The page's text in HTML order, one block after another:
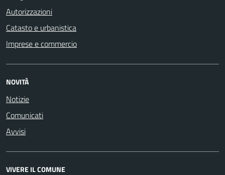
Autorizzazioni
Catasto e urbanistica
Imprese e commercio
NOVITÀ
Notizie
Comunicati
Avvisi
VIVERE IL COMUNE